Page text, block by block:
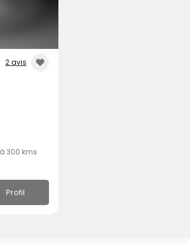
2 avis
300 kms
Profil